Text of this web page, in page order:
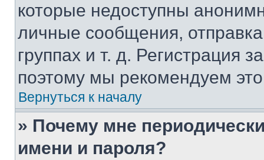
которые недоступны
личные сообщения,
группах и т. д. Регистрация
поэтому мы рекомендуем
Вернуться к началу
» Почему мне
имени и пароля?